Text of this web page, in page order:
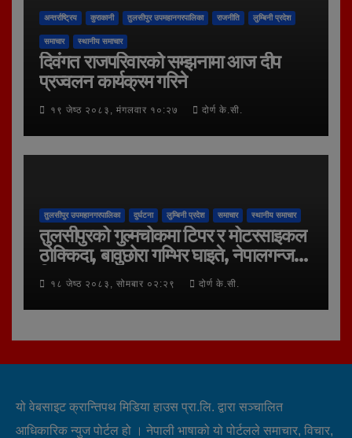
अन्तर्राष्ट्रिय कुराकानी तुलसीपुर उपमहानगरपालिका राजनीति लुम्बिनी प्रदेश
समाचार स्थानीय समाचार
दिवंगत राजपरिवारको सम्झनामा आज दीप
प्रज्वलन कार्यक्रम गरिने
१९ जेष्ठ २०८३, मंगलवार १०:२७ दोर्ण के.सी.
तुलसीपुर उपमहानगरपालिका दुर्घटना लुम्बिनी प्रदेश समाचार स्थानीय समाचार
तुलसीपुरको गुल्मचोकमा टिपर र मोटरसाइकल
ठोक्किदा, बावुछोरा गम्भिर घाइते, नेपालगन्ज
रिफर
१८ जेष्ठ २०८३, सोमबार ०२:२९ दोर्ण के.सी.
यो वेबसाइट क्रान्तिपथ मिडिया हाउस प्रा.लि. द्वारा सञ्चालित
आधिकारिक न्युज पोर्टल हो । नेपाली भाषाको यो पोर्टलले समाचार, विचार,